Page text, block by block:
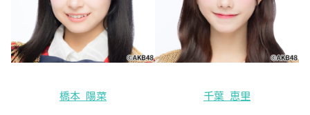
橋本 陽菜 千葉 恵里